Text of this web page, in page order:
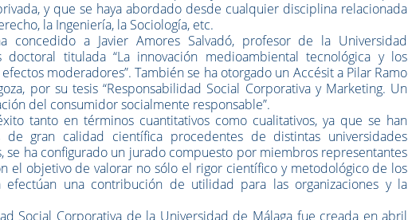
y que se haya abordado desde cualquier disciplina relacionada
la Ingeniería, la Sociología, etc.
concedido a Javier Amores Salvadó, profesor de la Universidad
titulada “La innovación medioambiental tecnológica y los
moderadores”. También se ha otorgado un Accésit a Pilar Ramo
por su tesis “Responsabilidad Social Corporativa y Marketing. Un
del consumidor socialmente responsable”.
tanto en términos cuantitativos como cualitativos, ya que se han
gran calidad científica procedentes de distintas universidades
se ha configurado un jurado compuesto por miembros representantes
el objetivo de valorar no sólo el rigor científico y metodológico de los
una contribución de utilidad para las organizaciones y la
Social Corporativa de la Universidad de Málaga fue creada en abril